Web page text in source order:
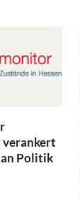
verankert
Politik